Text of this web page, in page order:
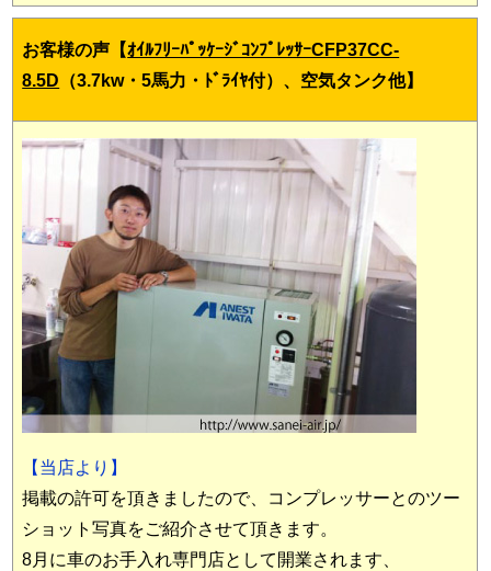
お客様の声【ｵｲﾙﾌﾘｰﾊﾟｯｹｰｼﾞｺﾝﾌﾟﾚｯｻｰCFP37CC-
8.5D （3.7kw・5馬力・ﾄﾞﾗｲﾔ付）、空気タンク他】
【当店より】
掲載の許可を頂きましたので、コンプレッサーとのツー
ショット写真をご紹介させて頂きます。
8月に車のお手入れ専門店として開業されます、